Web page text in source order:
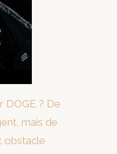
DOGE ? De
mais de
obstacle